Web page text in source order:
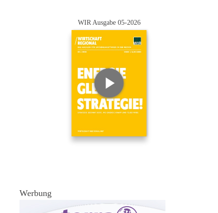
WIR Ausgabe 05-2026
Werbung